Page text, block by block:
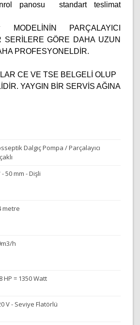
panosu standart teslimat
PARÇALAYICI
SERİLERE GÖRE DAHA UZUN
PROFESYONELDİR.
CE VE TSE BELGELİ OLUP
YAYGIN BİR SERVİS AĞINA
Dalgıç Pompa / Parçalayıcı
- 50 mm - Dişli
metre
h
HP = 1350 Watt
V - Seviye Flatörlü